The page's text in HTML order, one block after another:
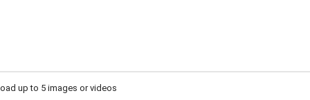
up to 5 images or videos